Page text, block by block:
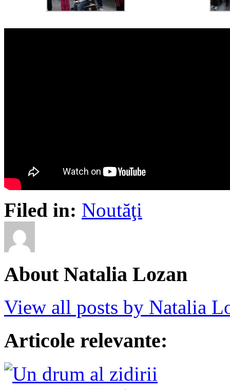
Filed in: Noutăţi
About Natalia Lozan
View all posts by Natalia
Articole relevante: